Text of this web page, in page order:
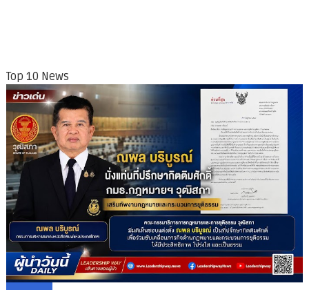
Top 10 News